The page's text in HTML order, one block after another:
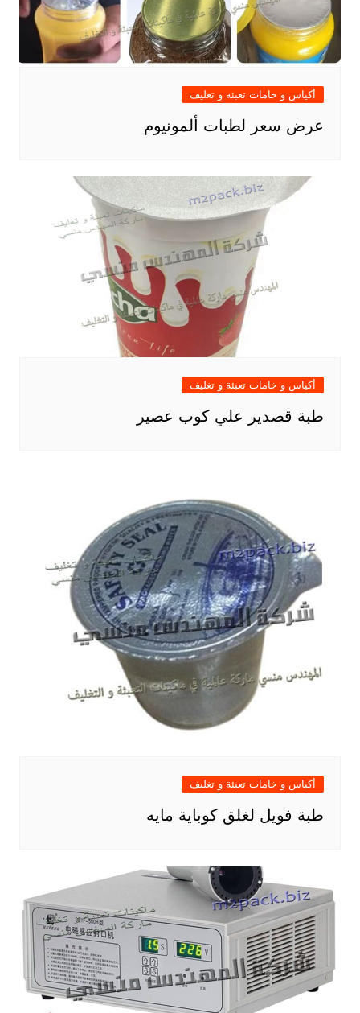
أكياس و خامات تعبئة و تغليف
عرض سعر لطبات ألمونيوم
أكياس و خامات تعبئة و تغليف
طبة قصدير علي كوب عصير
أكياس و خامات تعبئة و تغليف
طبة فويل لغلق كوباية مايه